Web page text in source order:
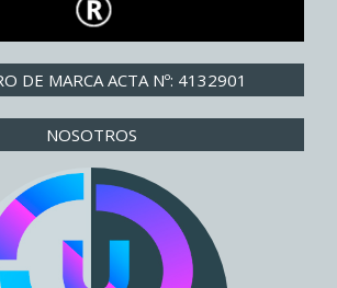
DE MARCA ACTA Nº: 4132901
NOSOTROS